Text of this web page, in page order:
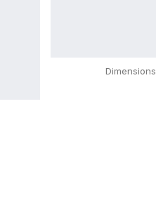
Dimensions